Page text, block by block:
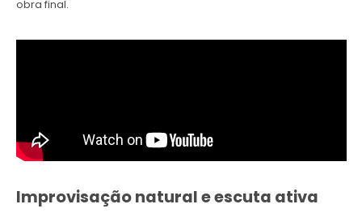
obra final.
Improvisação natural e escuta ativa